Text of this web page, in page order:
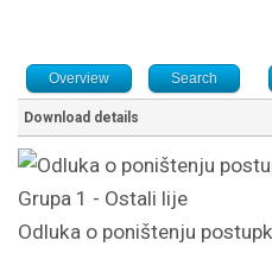
Overview Search
Download details
Odluka o poništenju